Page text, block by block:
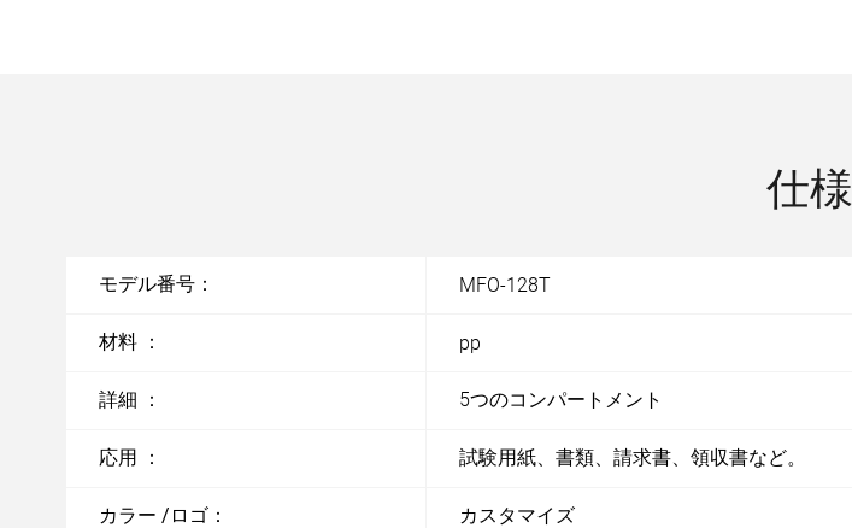
仕様
モデル番号： MFO-128T
材料 ： pp
詳細 ： 5つのコンパートメント
応用 ： 試験用紙、書類、請求書、領収書など。
カラー /ロゴ： カスタマイズ